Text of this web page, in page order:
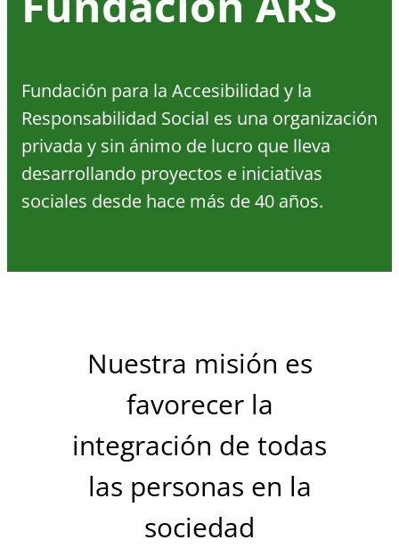
Fundación para la Accesibilidad y la
Responsabilidad Social es una organización
privada y sin ánimo de lucro que lleva
desarrollando proyectos e iniciativas
sociales desde hace más de 40 años.
Nuestra misión es
favorecer la
integración de todas
las personas en la
sociedad